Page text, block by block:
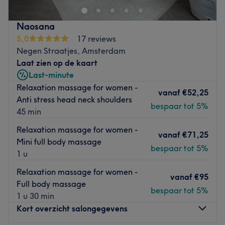
afspraak wordt gewerkt. Hier vind je innovatieve
gezichtsmassages die niet alleen ontspannend zijn maar
ook verstevigend en liftend werken op de spieren in het
gezicht. Facials die de kracht van mooie producten
combineren met veel kennis van de huid, apparatuur en
massage. Je gaat met een prachtige glow weer naar
buiten. Wil je meer? Je kunt ook terecht voor
huidverbetering (microneedling, een biologische peeling
en behandelingen met LED licht of VPL) én permanente
ontharing.
Dichtstbijzijnde openbaar vervoer: Tram 2 en 12 halte:
Koningsplein. Metro 52 halte: Rokin.
ze werkt alleen. Sinds 1999 is ze gediplomeerd
schoonheidsspecialiste, sinds 2021 is ze ook
gediplomeerd facialiste en gespecialiseerd in
gezichtsmassages. Deze opleiding volgde ze in Parijs.
Naosana
5,0
17 reviews
Negen Straatjes, Amsterdam
Laat zien op de kaart
Last-minute
Relaxation massage for women -
Anti stress head neck shoulders
45 min
vanaf €52,25
bespaar tot 5%
Relaxation massage for women -
Mini full body massage
1 u
vanaf €71,25
bespaar tot 5%
Relaxation massage for women -
Full body massage
1 u 30 min
vanaf €95
bespaar tot 5%
Kort overzicht salongegevens